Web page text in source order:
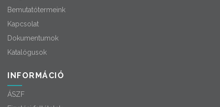
Bemutatótermeink
Kapcsolat
Dokumentumok
Katalógusok
INFORMÁCIÓ
ÁSZF